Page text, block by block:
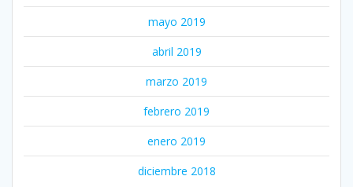
mayo 2019
abril 2019
marzo 2019
febrero 2019
enero 2019
diciembre 2018